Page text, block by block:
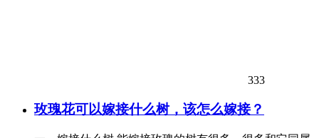
333
玫瑰花可以嫁接什么树，该怎么嫁接？